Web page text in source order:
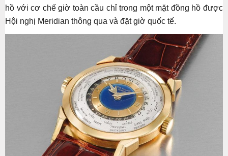
hồ với cơ chế giờ toàn cầu chỉ trong một mặt đồng hồ được
Hội nghị Meridian thông qua và đặt giờ quốc tế.